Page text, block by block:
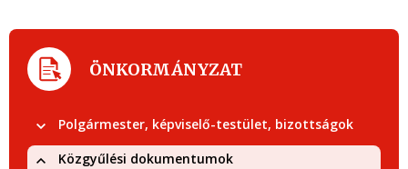
ÖNKORMÁNYZAT
Polgármester, képviselő-testület, bizottságok
Közgyűlési dokumentumok